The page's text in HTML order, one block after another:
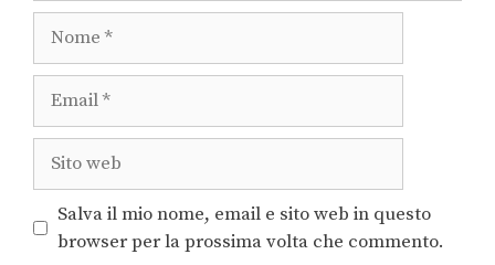
Salva il mio nome, email e sito web in questo
browser per la prossima volta che commento.